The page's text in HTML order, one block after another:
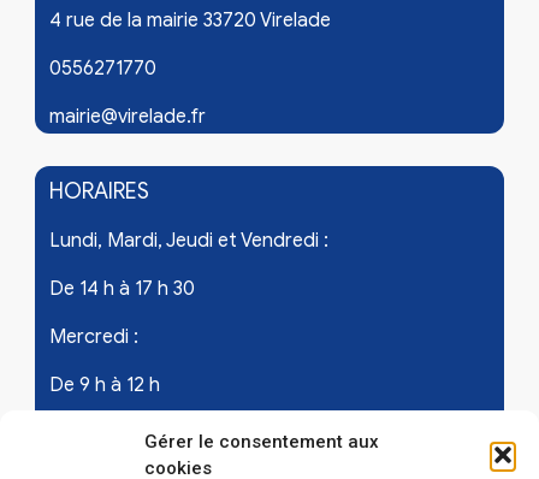
Gérer le consentement aux
cookies
4 rue de la mairie 33720 Virelade
0556271770
mairie@virelade.fr
HORAIRES
Lundi, Mardi, Jeudi et Vendredi :
De 14 h à 17 h 30
Mercredi :
De 9 h à 12 h
Samedi - les 1er et 3ème de chaque mois :